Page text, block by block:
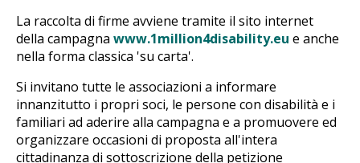
La raccolta di firme avviene tramite il sito internet
della campagna www.1million4disability.eu e anche
nella forma classica 'su carta'.
Si invitano tutte le associazioni a informare
innanzitutto i propri soci, le persone con disabilità e i
familiari ad aderire alla campagna e a promuovere ed
organizzare occasioni di proposta all'intera
cittadinanza di sottoscrizione della petizione